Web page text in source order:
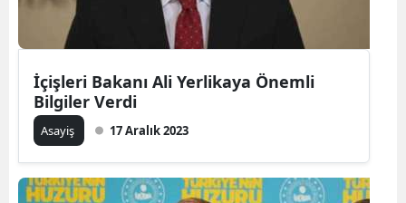
İçişleri Bakanı Ali Yerlikaya Önemli
Bilgiler Verdi
Asayiş 17 Aralık 2023